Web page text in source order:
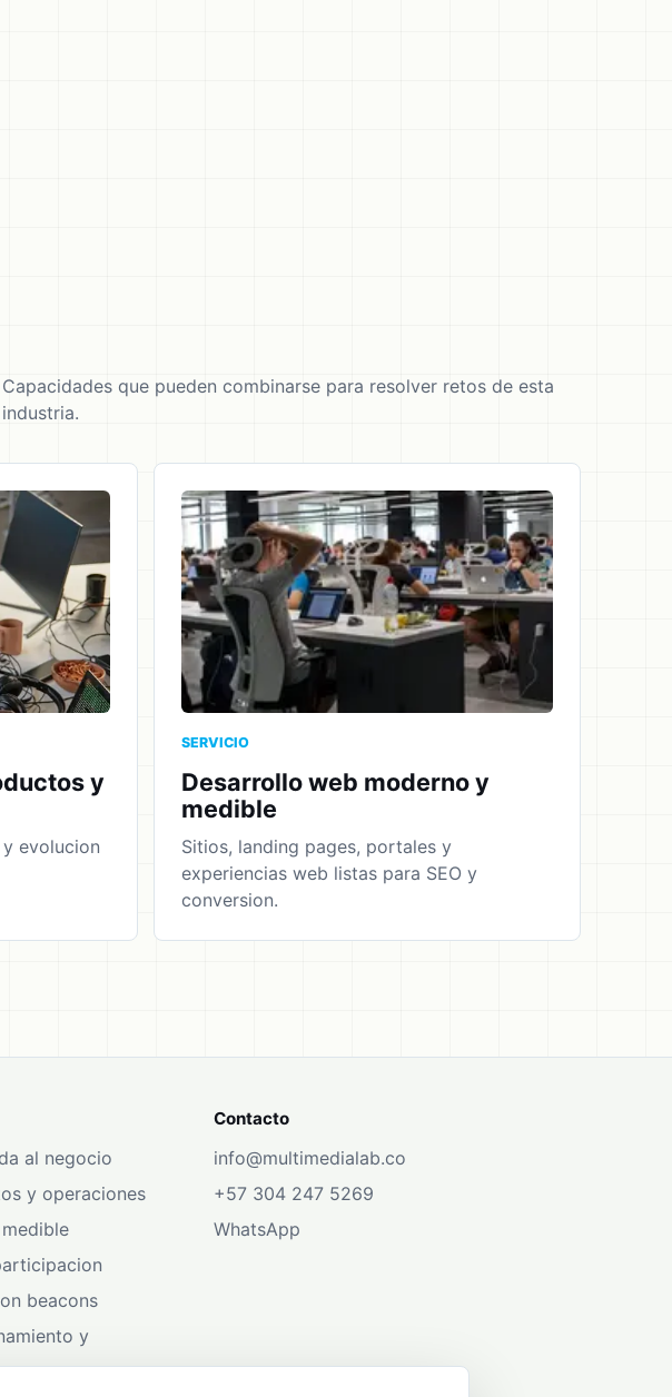
Capacidades que pueden combinarse para resolver retos de esta
industria.
y
evolucion
SERVICIO
Desarrollo web moderno y
medible
Sitios, landing pages, portales y
experiencias web listas para SEO y
conversion.
al negocio
y operaciones
beacons
y
Contacto
info@multimedialab.co
+57 304 247 5269
WhatsApp